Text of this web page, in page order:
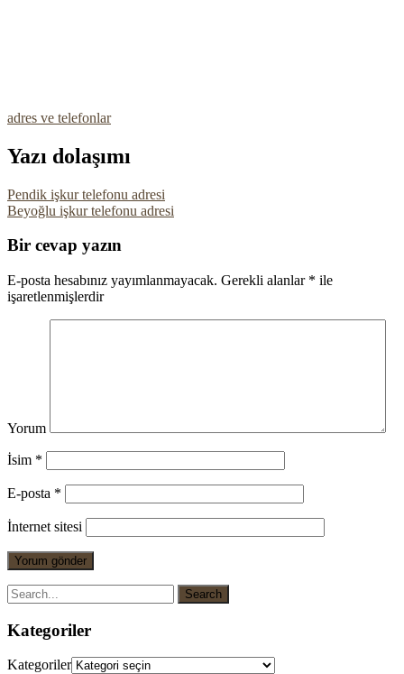
adres ve telefonlar
Yazı dolaşımı
Pendik işkur telefonu adresi
Beyoğlu işkur telefonu adresi
Bir cevap yazın
E-posta hesabınız yayımlanmayacak. Gerekli alanlar * ile
işaretlenmişlerdir
Yorum
İsim *
E-posta *
İnternet sitesi
Kategoriler
Kategoriler